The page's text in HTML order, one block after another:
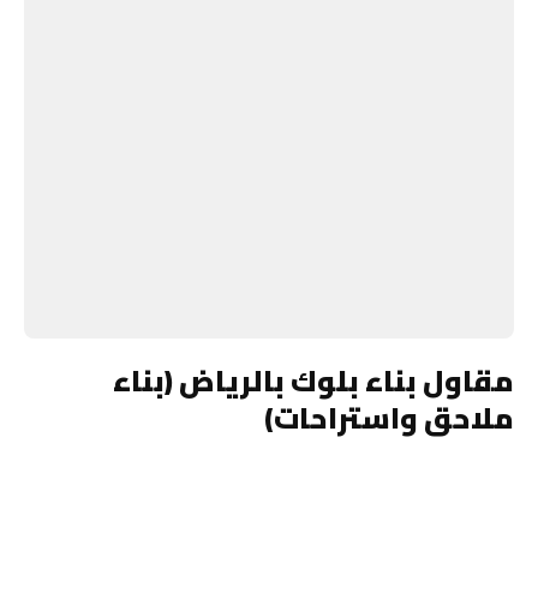
مقاول بناء بلوك بالرياض (بناء
ملاحق واستراحات)